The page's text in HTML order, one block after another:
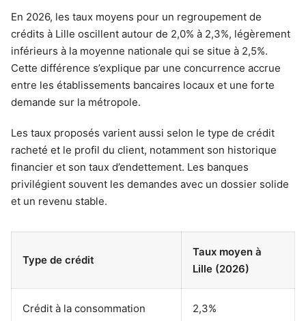
En 2026, les taux moyens pour un regroupement de
crédits à Lille oscillent autour de 2,0% à 2,3%, légèrement
inférieurs à la moyenne nationale qui se situe à 2,5%.
Cette différence s’explique par une concurrence accrue
entre les établissements bancaires locaux et une forte
demande sur la métropole.
Les taux proposés varient aussi selon le type de crédit
racheté et le profil du client, notamment son historique
financier et son taux d’endettement. Les banques
privilégient souvent les demandes avec un dossier solide
et un revenu stable.
Type de crédit
Taux moyen à
Lille (2026)
Crédit à la consommation 2,3%